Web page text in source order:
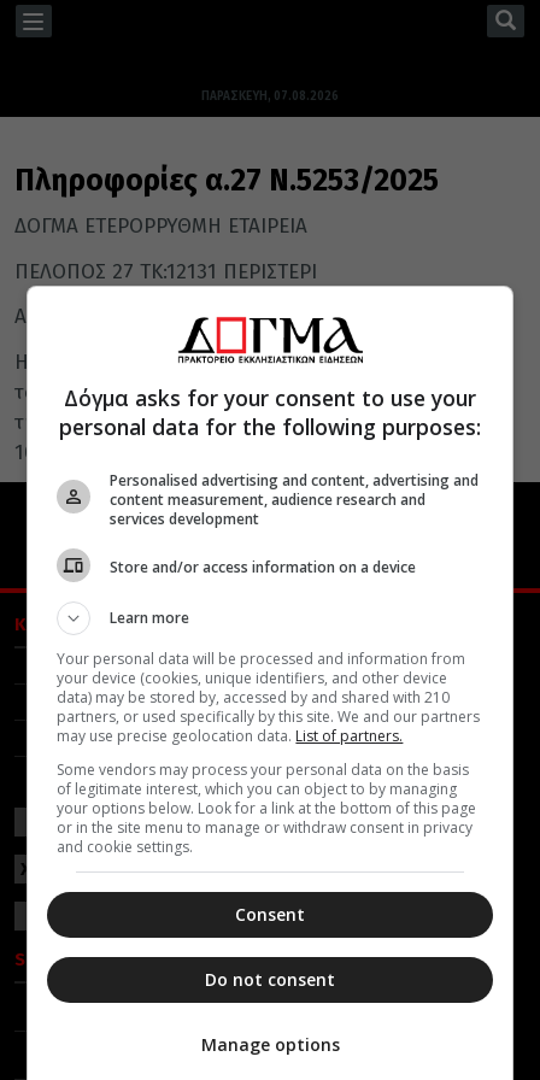
TOGGLE
ΠΑΡΑΣΚΕΥΉ, 07.08.2026
Πληροφορίες α.27 Ν.5253/2025
ΔΟΓΜΑ ΕΤΕΡΟΡΡΥΘΜΗ ΕΤΑΙΡΕΙΑ
ΠΕΛΟΠΟΣ 27 ΤΚ:12131 ΠΕΡΙΣΤΕΡΙ
ΑΦΜ 801688176 Δ.Ο.Υ ΚΕΦΟΔΕ ΑΤΤΙΚΗΣ
H εταιρεία ΔΟΓΜΑ ΕΤΕΡΟΡΡΥΘΜΗ ΕΤΑΙΡΕΙΑ έλαβε για
το έτος 2025 από κρατική διαφήμιση για
την ιστοσελίδα www.dogma.gr το ποσό των €
10.400,00.
ΚΑΤΗΓΟΡΙΕΣ
ΕΛΛΑΔΑ
ΚΟΣΜΟΣ
ΕΟΡΤΟΛΟΓΙΟ
ΣΥΝΕΝΤΕΥΞΕΙΣ
ΔΙΑΛΟΓΟΣ
ΔΙΑΦΟΡΑ
ΜΗΤΡΟΠΟΛΕΙΣ
ΧΡΗΣΙΜΑ
SOCIAL
FACEBOOK
Δόγμα asks for your consent to use your
personal data for the following purposes:
Personalised advertising and content, advertising and
content measurement, audience research and
services development
Store and/or access information on a device
Learn more
Your personal data will be processed and information from
your device (cookies, unique identifiers, and other device
data) may be stored by, accessed by and shared with 210
partners, or used specifically by this site. We and our partners
may use precise geolocation data. List of partners.
Some vendors may process your personal data on the basis
of legitimate interest, which you can object to by managing
your options below. Look for a link at the bottom of this page
or in the site menu to manage or withdraw consent in privacy
and cookie settings.
Consent
Do not consent
Manage options